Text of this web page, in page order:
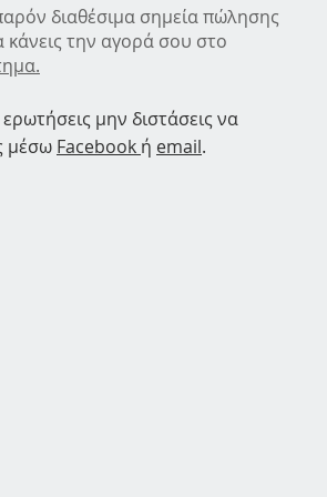
διαθέσιμα σημεία πώλησης
κάνεις την αγορά σου στο
.
μην διστάσεις να
μέσω Facebook ή email.